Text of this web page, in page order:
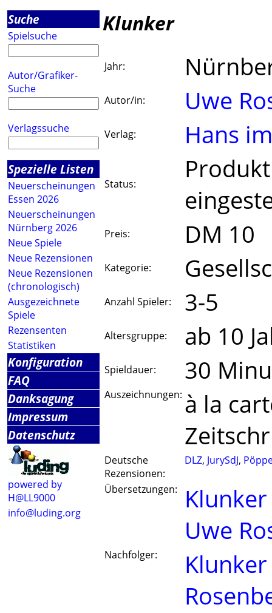
Suche
Spielsuche
Autor/Grafiker-
Suche
Verlagssuche
Spezielle Listen
Neuerscheinungen
Essen 2026
Neuerscheinungen
Nürnberg 2026
Neue Spiele
Neue Rezensionen
Neue Rezensionen
(chronologisch)
Ausgezeichnete
Spiele
Rezensenten
Statistiken
Konfiguration
FAQ
Danksagung
Impressum
Datenschutz
powered by
H@LL9000
info@luding.org
Klunker
Jahr:
Autor/in: Uwe
Verlag: Hans
Status:
Preis: DM 10
Kategorie:
Anzahl Spieler: 3-5
Altersgruppe: ab 10
Spieldauer: 30
Auszeichnungen: à la
Deutsche
Rezensionen:
DLZ, JurySdJ,
Übersetzungen: Klunker
Uwe
Nachfolger: Klunker